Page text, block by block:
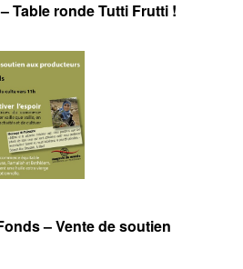
Table ronde Tutti Frutti !
– Vente de soutien